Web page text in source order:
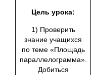
Цель урока:
1) Проверить
знание учащихся
по теме «Площадь
параллелограмма».
Добиться